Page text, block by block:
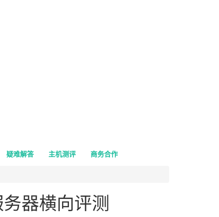
疑难解答 主机测评 商务合作
器横向评测